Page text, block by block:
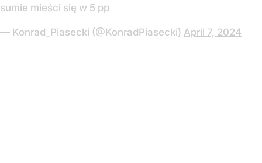
sumie mieści się w 5 pp
— Konrad_Piasecki (@KonradPiasecki) April 7, 2024